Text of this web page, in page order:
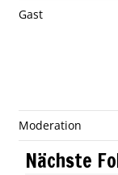
Gast
Moderation
Nächste